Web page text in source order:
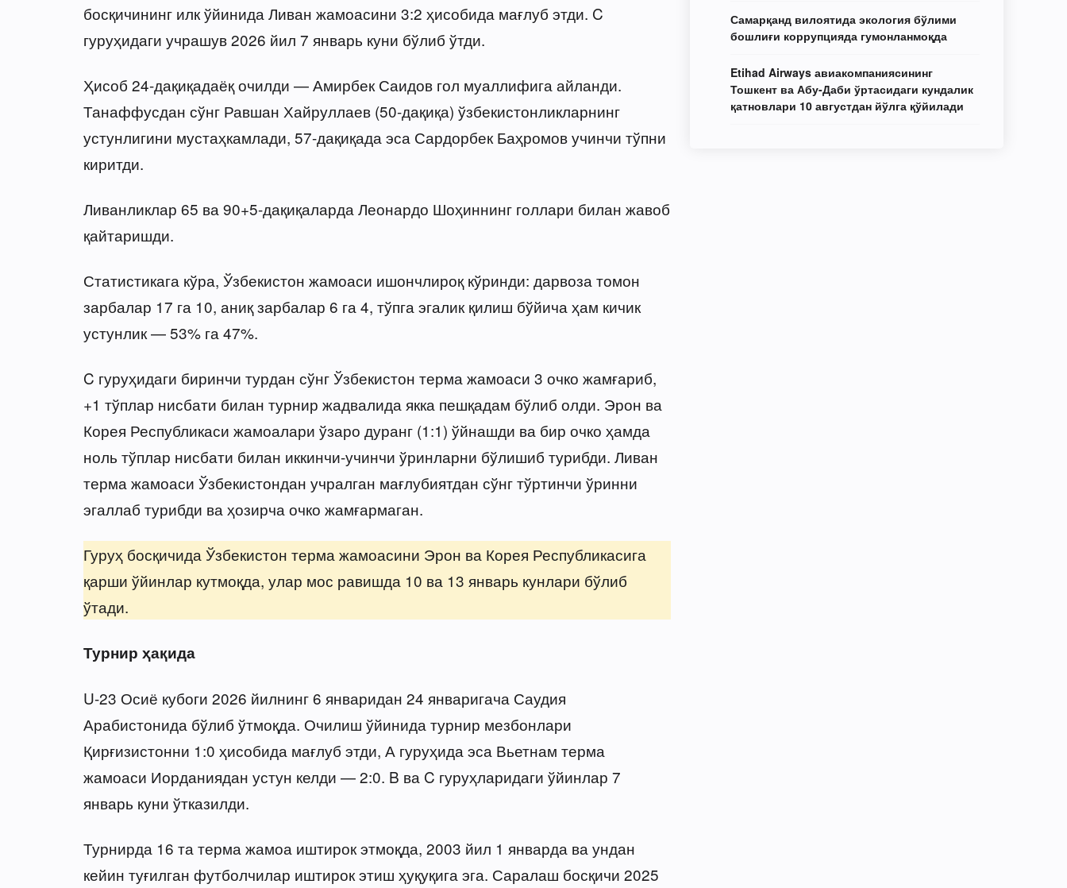
босқичининг илк ўйинида Ливан жамоасини 3:2 ҳисобида мағлуб этди. C
гуруҳидаги учрашув 2026 йил 7 январь куни бўлиб ўтди.
Ҳисоб 24-дақиқадаёқ очилди — Амирбек Саидов гол муаллифига айланди.
Танаффусдан сўнг Равшан Хайруллаев (50-дақиқа) ўзбекистонликларнинг
устунлигини мустаҳкамлади, 57-дақиқада эса Сардорбек Баҳромов учинчи тўпни
киритди.
Ливанликлар 65 ва 90+5-дақиқаларда Леонардо Шоҳиннинг голлари билан жавоб
қайтаришди.
Статистикага кўра, Ўзбекистон жамоаси ишончлироқ кўринди: дарвоза томон
зарбалар 17 га 10, аниқ зарбалар 6 га 4, тўпга эгалик қилиш бўйича ҳам кичик
устунлик — 53% га 47%.
C гуруҳидаги биринчи турдан сўнг Ўзбекистон терма жамоаси 3 очко жамғариб,
+1 тўплар нисбати билан турнир жадвалида якка пешқадам бўлиб олди. Эрон ва
Корея Республикаси жамоалари ўзаро дуранг (1:1) ўйнашди ва бир очко ҳамда
ноль тўплар нисбати билан иккинчи-учинчи ўринларни бўлишиб турибди. Ливан
терма жамоаси Ўзбекистондан учралган мағлубиятдан сўнг тўртинчи ўринни
эгаллаб турибди ва ҳозирча очко жамғармаган.
Гуруҳ босқичида Ўзбекистон терма жамоасини Эрон ва Корея Республикасига
қарши ўйинлар кутмоқда, улар мос равишда 10 ва 13 январь кунлари бўлиб
ўтади.
Турнир ҳақида
U-23 Осиё кубоги 2026 йилнинг 6 январидан 24 январигача Саудия
Арабистонида бўлиб ўтмоқда. Очилиш ўйинида турнир мезбонлари
Қирғизистонни 1:0 ҳисобида мағлуб этди, А гуруҳида эса Вьетнам терма
жамоаси Иорданиядан устун келди — 2:0. B ва C гуруҳларидаги ўйинлар 7
январь куни ўтказилди.
Турнирда 16 та терма жамоа иштирок этмоқда, 2003 йил 1 январда ва ундан
кейин туғилган футболчилар иштирок этиш ҳуқуқига эга. Саралаш босқичи 2025
Самарқанд вилоятида экология бўлими
бошлиғи коррупцияда гумонланмоқда
Etihad Airways авиакомпаниясининг
Тошкент ва Абу-Даби ўртасидаги кундалик
қатновлари 10 августдан йўлга қўйилади